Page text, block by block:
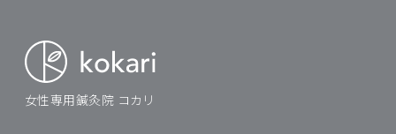
女性専用鍼灸院 コカリ